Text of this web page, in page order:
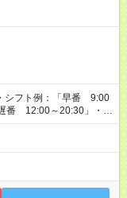
シフト例：「早番 9:00
番 12:00～20:30」・店
して下さい。・お友達
務して頂いた場合、双